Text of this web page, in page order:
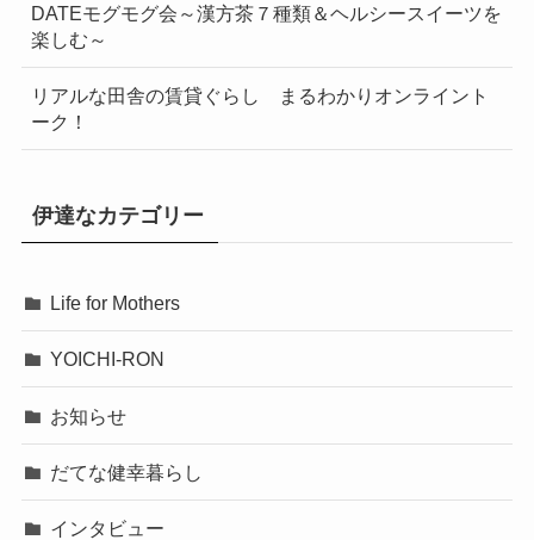
DATEモグモグ会～漢方茶７種類＆ヘルシースイーツを
楽しむ～
リアルな田舎の賃貸ぐらし まるわかりオンライント
ーク！
伊達なカテゴリー
Life for Mothers
YOICHI-RON
お知らせ
だてな健幸暮らし
インタビュー